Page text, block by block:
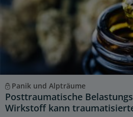
Panik und Alpträume
Posttraumatische
Wirkstoff kann